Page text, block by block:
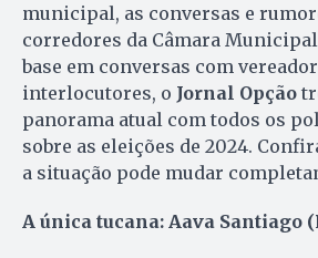
municipal, as conversas e
corredores da Câmara
base em conversas com
interlocutores, o Jornal Opção
panorama atual com todos os
sobre as eleições de 2024.
a situação pode mudar
A única tucana: Aava Santiago